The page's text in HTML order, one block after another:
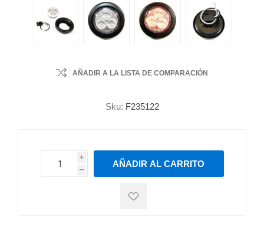
AÑADIR A LA LISTA DE COMPARACIÓN
Sku: F235122
i
h
h
AÑADIR AL CARRITO